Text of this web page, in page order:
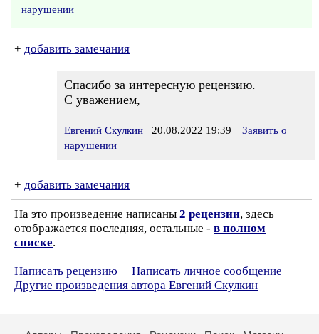
нарушении
+ добавить замечания
Спасибо за интересную рецензию.
С уважением,
Евгений Скулкин 20.08.2022 19:39
Заявить о
нарушении
+ добавить замечания
На это произведение написаны 2 рецензии, здесь
отображается последняя, остальные - в полном
списке.
Написать рецензию
Написать личное сообщение
Другие произведения автора Евгений Скулкин